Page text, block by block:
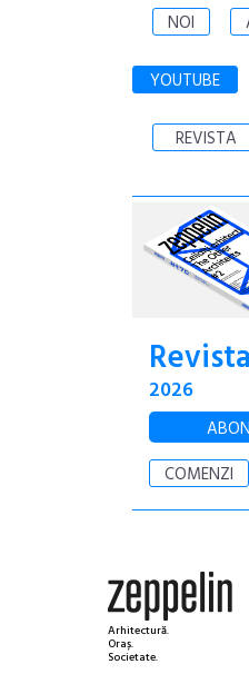
NOI
YOUTUBE
REVISTA
2026
COMENZI
Arhitectură.
Oraș.
Societate.